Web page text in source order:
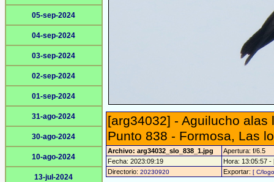
05-sep-2024
04-sep-2024
03-sep-2024
02-sep-2024
01-sep-2024
31-ago-2024
30-ago-2024
10-ago-2024
13-jul-2024
[arg34032] - Aguilucho
Punto 838 - Formosa, Las
Archivo: arg34032_slo_838_1.jpg
Apertura: f/6.5
Fecha: 2023:09:19
Hora: 13:05:57 -
Directorio: 20230920 Exportar: [ C/